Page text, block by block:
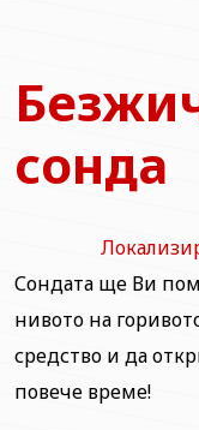
сонда
Сондата ще Ви
нивото на
средство и да
повече време!